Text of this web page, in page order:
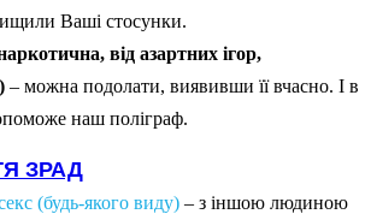
Ваші стосунки.
від азартних ігор,
– можна подолати, виявивши її вчасно. І в
наш поліграф.
ЗРАД
(будь-якого виду) – з іншою людиною